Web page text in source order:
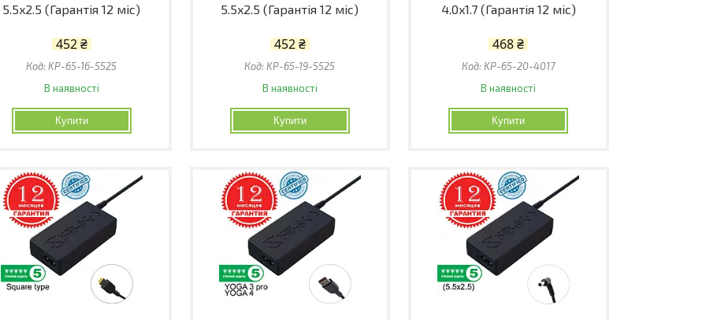
5.5x2.5 (Гарантія 12 міс)
452 ₴
KP-65-16-5525
В наявності
Купити
5.5x2.5 (Гарантія 12 міс)
452 ₴
KP-65-19-5525
В наявності
Купити
4.0x1.7 (Гарантія 12 міс)
468 ₴
KP-65-20-4017
В наявності
Купити